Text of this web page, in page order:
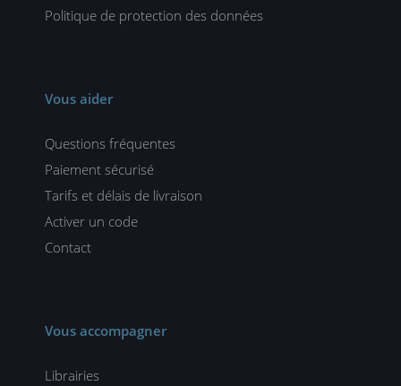
Politique de protection des données
Vous aider
Questions fréquentes
Paiement sécurisé
Tarifs et délais de livraison
Activer un code
Contact
Vous accompagner
Librairies